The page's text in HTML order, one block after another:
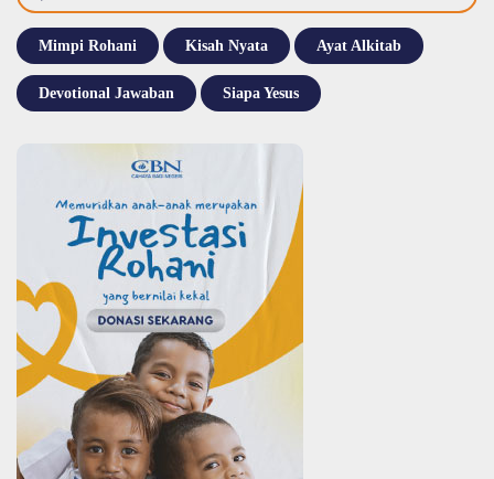
Mimpi Rohani Kisah Nyata Ayat Alkitab
Devotional Jawaban Siapa Yesus